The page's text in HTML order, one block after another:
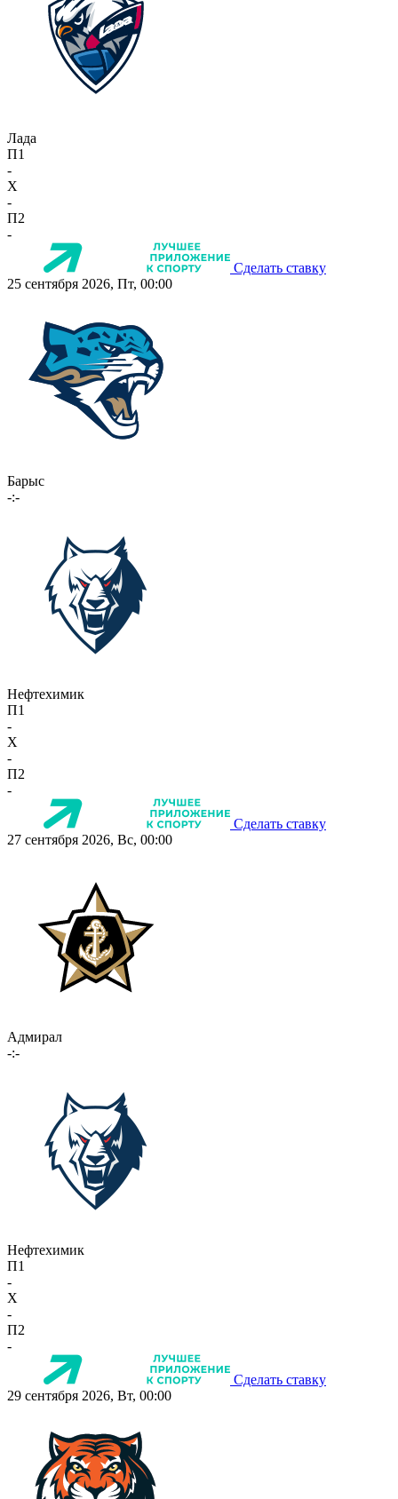
Лада
П1
-
X
-
П2
-
Сделать ставку
25 сентября 2026, Пт, 00:00
Барыс
-:-
Нефтехимик
П1
-
X
-
П2
-
Сделать ставку
27 сентября 2026, Вс, 00:00
Адмирал
-:-
Нефтехимик
П1
-
X
-
П2
-
Сделать ставку
29 сентября 2026, Вт, 00:00